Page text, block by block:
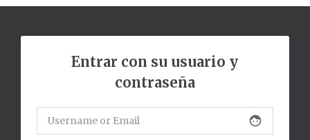
Entrar con su usuario y
contraseña
face